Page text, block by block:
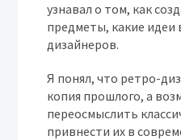
узнавал о том, как
предметы, какие идеи
дизайнеров.
Я понял, что ретро-
копия прошлого, а
переосмыслить
привнести их в